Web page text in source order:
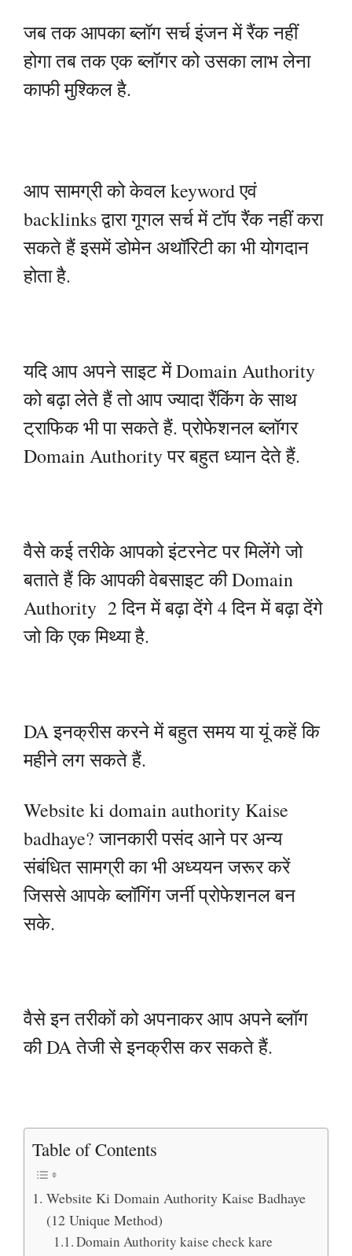
जब तक आपका ब्लॉग सर्च इंजन में रैंक नहीं
होगा तब तक एक ब्लॉगर को उसका लाभ लेना
काफी मुश्किल है.
आप सामग्री को केवल keyword एवं
backlinks द्वारा गूगल सर्च में टॉप रैंक नहीं करा
सकते हैं इसमें डोमेन अथॉरिटी का भी योगदान
होता है.
यदि आप अपने साइट में Domain Authority
को बढ़ा लेते हैं तो आप ज्यादा रैंकिंग के साथ
ट्राफिक भी पा सकते हैं. प्रोफेशनल ब्लॉगर
Domain Authority पर बहुत ध्यान देते हैं.
वैसे कई तरीके आपको इंटरनेट पर मिलेंगे जो
बताते हैं कि आपकी वेबसाइट की Domain
Authority 2 दिन में बढ़ा देंगे 4 दिन में बढ़ा देंगे
जो कि एक मिथ्या है.
DA इनक्रीस करने में बहुत समय या यूं कहें कि
महीने लग सकते हैं.
Website ki domain authority Kaise
badhaye? जानकारी पसंद आने पर अन्य
संबंधित सामग्री का भी अध्ययन जरूर करें
जिससे आपके ब्लॉगिंग जर्नी प्रोफेशनल बन
सके.
वैसे इन तरीकों को अपनाकर आप अपने ब्लॉग
की DA तेजी से इनक्रीस कर सकते हैं.
Table of Contents
Website Ki Domain Authority Kaise Badhaye
(12 Unique Method)
Domain Authority kaise check kare